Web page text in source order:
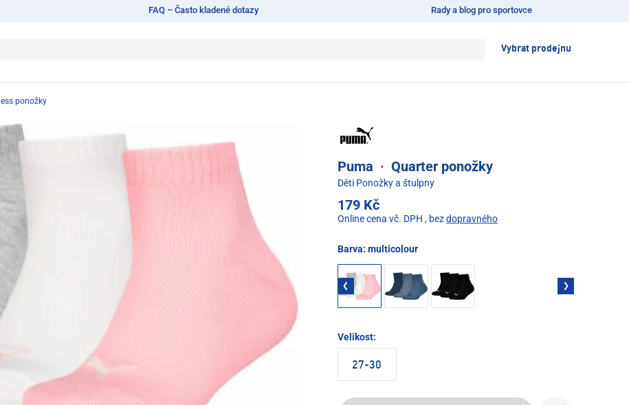
FAQ – Často kladené dotazy Rady a blog pro sportovce
Vybrat prodejnu
ponožky
Puma · Quarter ponožky
Děti Ponožky a štulpny
179 Kč
Online cena vč. DPH , bezdopravného
Barva: multicolour
Velikost:
27-30